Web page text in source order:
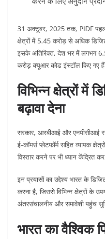
31 अक्टूबर, 2025 तक, PIDF
क्षेत्रों में 5.45 करोड़ से अधिक
इसके अतिरिक्त, देश भर में लगभग
करोड़ क्यूआर कोड इंस्टॉल किए गए
विभिन्न क्षेत्रों में
बढ़ावा देना
सरकार, आरबीआई और एनपीसीआई
ई-कॉमर्स प्लेटफॉर्म सहित व्यापक
विस्तार करने पर भी ध्यान केंद्रित
इन प्रयासों का उद्देश्य भारत के
करना है, जिससे विभिन्न क्षेत्रों के
अंतरसंचालनीय और समावेशी पहुंच
भारत का वैश्विक